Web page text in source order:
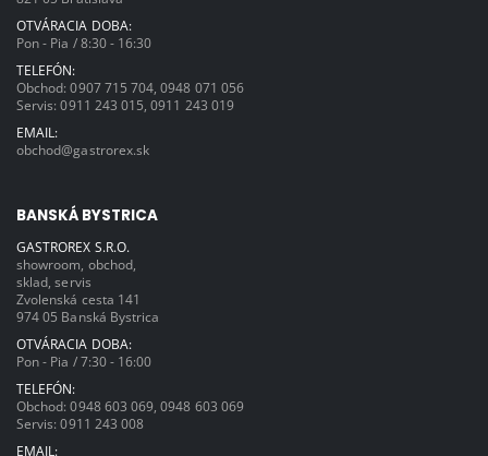
OTVÁRACIA DOBA:
Pon - Pia / 8:30 - 16:30
TELEFÓN:
Obchod:0907 715 704 ,0948 071 056
Servis:0911 243 015 ,0911 243 019
EMAIL:
obchod@gastrorex.sk
BANSKÁ BYSTRICA
GASTROREX S.R.O.
showroom, obchod,
sklad, servis
Zvolenská cesta 141
974 05 Banská Bystrica
OTVÁRACIA DOBA:
Pon - Pia / 7:30 - 16:00
TELEFÓN:
Obchod:0948 603 069 ,0948 603 069
Servis:0911 243 008
EMAIL: